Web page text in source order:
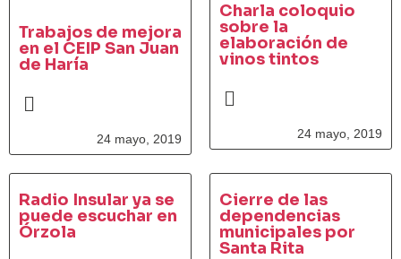
Trabajos de mejora
en el CEIP San Juan
de Haría
24 mayo, 2019
Charla coloquio
sobre la
elaboración de
vinos tintos
24 mayo, 2019
Radio Insular ya se
puede escuchar en
Órzola
Cierre de las
dependencias
municipales por
Santa Rita